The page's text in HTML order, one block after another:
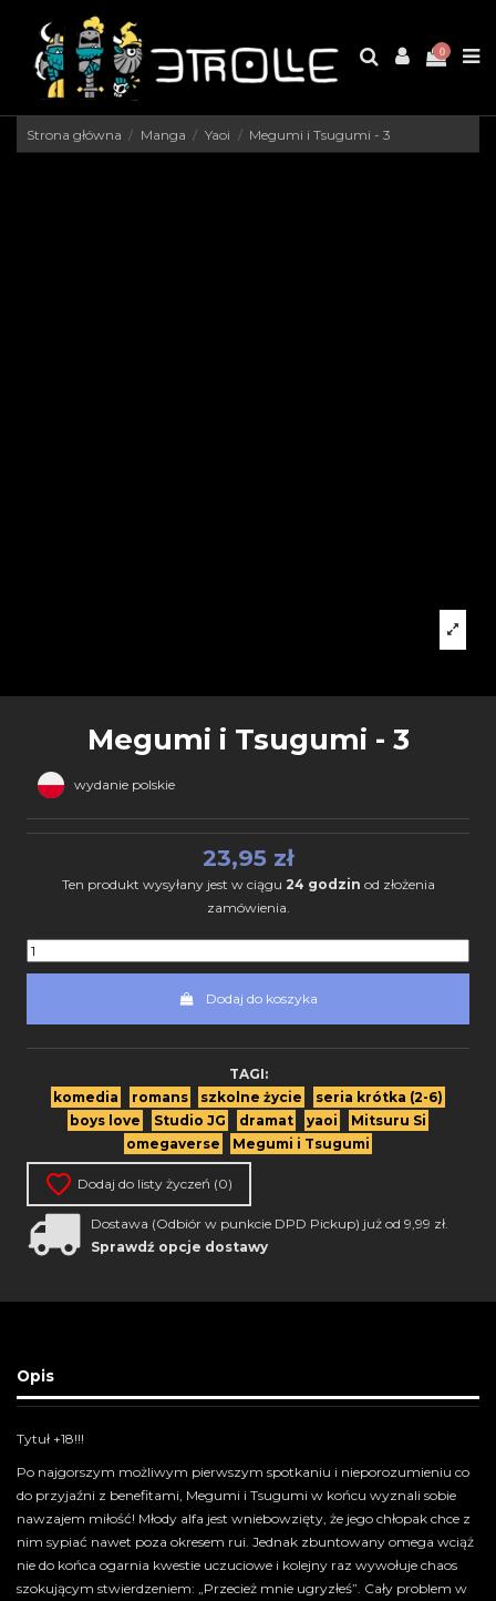
0
Strona główna Manga Yaoi Megumi i Tsugumi - 3
Megumi i Tsugumi - 3
wydanie polskie
23,95 zł
Ten produkt wysyłany jest w ciągu 24 godzin od złożenia
zamówienia.
Dodaj do koszyka
TAGI:
komedia
romans szkolne życie
seria krótka (2-6)
boys love
Studio JG dramat yaoi
Mitsuru Si
omegaverse
Megumi i Tsugumi
Dodaj do listy życzeń (0)
Dostawa (Odbiór w punkcie DPD Pickup) już od 9,99 zł.
Sprawdź opcje dostawy
Opis
Tytuł +18!!!
Po najgorszym możliwym pierwszym spotkaniu i nieporozumieniu co
do przyjaźni z benefitami, Megumi i Tsugumi w końcu wyznali sobie
nawzajem miłość! Młody alfa jest wniebowzięty, że jego chłopak chce z
nim sypiać nawet poza okresem rui. Jednak zbuntowany omega wciąż
nie do końca ogarnia kwestie uczuciowe i kolejny raz wywołuje chaos
szokującym stwierdzeniem: „Przecież mnie ugryzłeś”. Cały problem w